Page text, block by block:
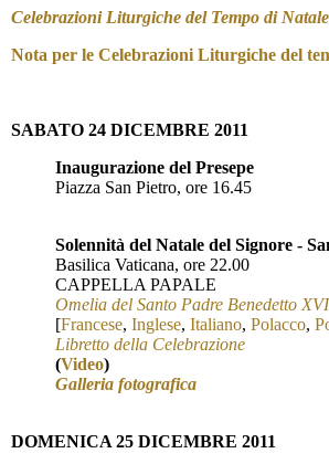
Celebrazioni Liturgiche del Tempo di
Nota per le Celebrazioni Liturgiche del
SABATO 24 DICEMBRE 2011
Inaugurazione del Presepe
Piazza San Pietro, ore 16.45
Solennità del Natale del Signore -
Basilica Vaticana, ore 22.00
CAPPELLA PAPALE
Omelia del Santo Padre Benedetto XVI
[Francese, Inglese, Italiano, Polacco,
Libretto della Celebrazione
(Video)
Galleria fotografica
DOMENICA 25 DICEMBRE 2011